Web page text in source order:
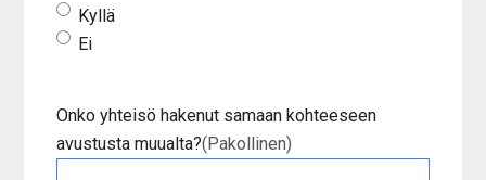
Kyllä
Ei
Onko yhteisö hakenut samaan kohteeseen
avustusta muualta?(Pakollinen)